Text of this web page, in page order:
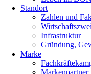
Standort
Zahlen und
Infrastruktur
Gründung,
Marke
Markenpartner